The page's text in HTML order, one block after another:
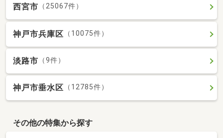
西宮市 （25067件）
神戸市兵庫区 （10075件）
淡路市 （9件）
神戸市垂水区 （12785件）
その他の特集から探す